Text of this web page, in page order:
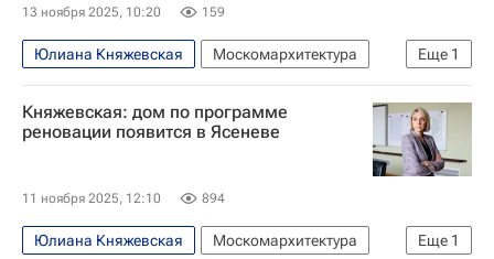
13 ноября 2025, 10:20 159
Еще 1
Юлиана Княжевская
Москомархитектура
Москва
Княжевская: дом по программе
реновации появится в Ясеневе
11 ноября 2025, 12:10 894
Еще 1
Юлиана Княжевская
Москомархитектура